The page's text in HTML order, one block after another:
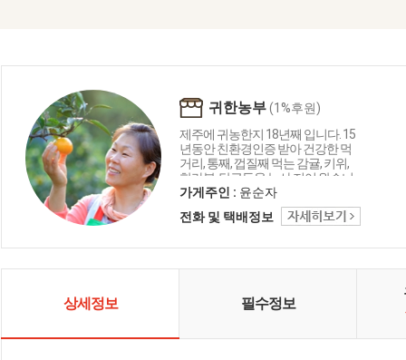
귀한농부(1%후원)
제주에 귀농한지 18년째 입니다. 15
년동안 친환경인증 받아 건강한 먹
거리, 통째, 껍질째 먹는 감귤, 키위,
한라봉, 당근등을 농사 지어 왔습니
다. 이롭지 않은 것을 지양하고 땅과
하늘과 자연 그리고 일부인 사람의
건강한 것만 생각하며 한길로 걸어
우주의 함축된 에너지가 담긴 건강
날 수 있는 농장에서 직접 보내드리
는 맛을 보실 수 있습니다. 농약은 물
은 퇴비와 땀과 정성이 깃든 친환경
가게주인 : 윤순자
전화 및 택배정보
상세정보 필수정보